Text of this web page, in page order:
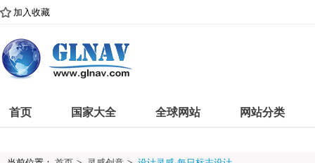
加入收藏
首页 国家大全 全球网站 网站分类